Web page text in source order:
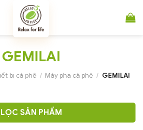
GEMILAI
bị cà phê / Máy pha cà phê / GEMILAI
LỌC SẢN PHẨM